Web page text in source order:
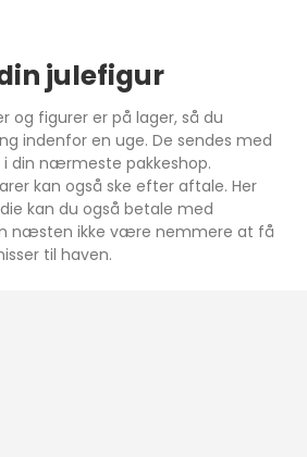
julefigur
og figurer er på lager, så du
indenfor en uge. De sendes med
i din nærmeste pakkeshop.
kan også ske efter aftale. Her
kan du også betale med
næsten ikke være nemmere at få
til haven.